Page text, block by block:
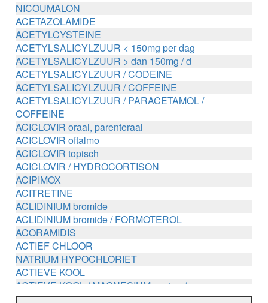
NICOUMALON
ACETAZOLAMIDE
ACETYLCYSTEINE
ACETYLSALICYLZUUR < 150mg per dag
ACETYLSALICYLZUUR > dan 150mg / d
ACETYLSALICYLZUUR / CODEINE
ACETYLSALICYLZUUR / COFFEINE
ACETYLSALICYLZUUR / PARACETAMOL /
COFFEINE
ACICLOVIR oraal, parenteraal
ACICLOVIR oftalmo
ACICLOVIR topisch
ACICLOVIR / HYDROCORTISON
ACIPIMOX
ACITRETINE
ACLIDINIUM bromide
ACLIDINIUM bromide / FORMOTEROL
ACORAMIDIS
ACTIEF CHLOOR
NATRIUM HYPOCHLORIET
ACTIEVE KOOL
ACTIEVE KOOL / MAGNESIUM zouten /
METHENAMINE